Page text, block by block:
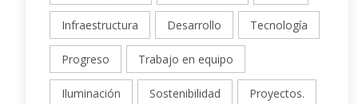
Infraestructura Desarrollo Tecnología
Progreso Trabajo en equipo
Iluminación Sostenibilidad Proyectos.